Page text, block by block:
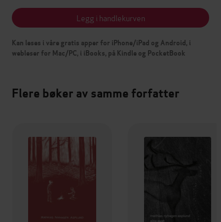
Legg i handlekurven
Kan leses i våre gratis apper for iPhone/iPad og Android, i
webleser for Mac/PC, i iBooks, på Kindle og PocketBook
Flere bøker av samme forfatter